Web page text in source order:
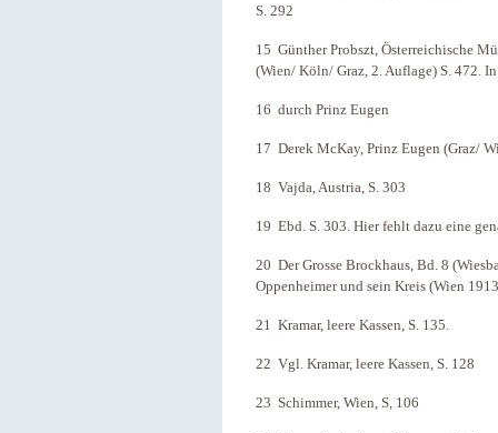
S. 292
15 Günther Probszt, Österreichische
(Wien/ Köln/ Graz, 2. Auflage) S. 472.
16 durch Prinz Eugen
17 Derek McKay, Prinz Eugen (Graz/
18 Vajda, Austria, S. 303
19 Ebd. S. 303. Hier fehlt dazu eine
20 Der Grosse Brockhaus, Bd. 8
Oppenheimer und sein Kreis (Wien
21 Kramar, leere Kassen, S. 135.
22 Vgl. Kramar, leere Kassen, S. 128
23 Schimmer, Wien, S, 106